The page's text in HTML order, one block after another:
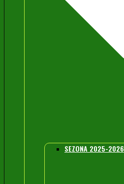
SEZONA 2025-2026